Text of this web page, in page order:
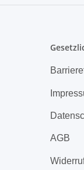
AGB